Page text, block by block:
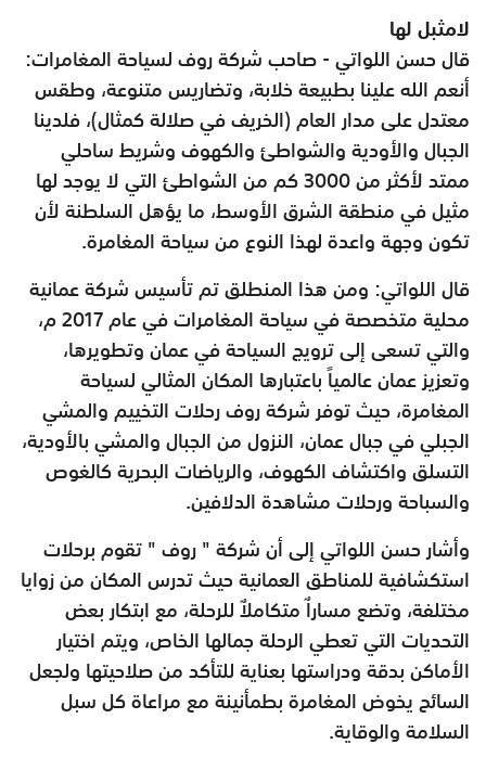
لامثبل لها
قال حسن اللواتي - صاحب شركة روف لسياحة المغامرات:
أنعم الله علينا بطبيعة خلابة، وتضاريس متنوعة، وطقس
معتدل على مدار العام (الخريف في صلالة كمثال)، فلدينا
الجبال والأودية والشواطئ والكهوف وشريط ساحلي
ممتد لأكثر من 3000 كم من الشواطئ التي لا يوجد لها
مثيل في منطقة الشرق الأوسط، ما يؤهل السلطنة لأن
تكون وجهة واعدة لهذا النوع من سياحة المغامرة.
قال اللواتي: ومن هذا المنطلق تم تأسيس شركة عمانية
محلية متخصصة في سياحة المغامرات في عام 2017 م،
والتي تسعى إلى ترويج السياحة في عمان وتطويرها،
وتعزيز عمان عالمياً باعتبارها المكان المثالي لسياحة
المغامرة، حيث توفر شركة روف رحلات التخييم والمشي
الجبلي في جبال عمان، النزول من الجبال والمشي بالأودية،
التسلق واكتشاف الكهوف، والرياضات البحرية كالغوص
والسباحة ورحلات مشاهدة الدلافين.
وأشار حسن اللواتي إلى أن شركة " روف " تقوم برحلات
استكشافية للمناطق العمانية حيث تدرس المكان من زوايا
مختلفة، وتضع مساراٌ متكاملاٌ للرحلة، مع ابتكار بعض
التحديات التي تعطي الرحلة جمالها الخاص، ويتم اختيار
الأماكن بدقة ودراستها بعناية للتأكد من صلاحيتها ولجعل
السائح يخوض المغامرة بطمأنينة مع مراعاة كل سبل
السلامة والوقاية.